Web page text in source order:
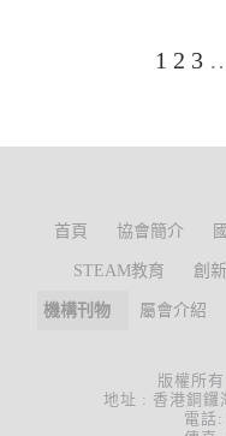
1 2 3
首頁 協會簡介
STEAM教育 創
機構刊物 屬會介紹
版權所
地址 : 香港銅鑼
電話